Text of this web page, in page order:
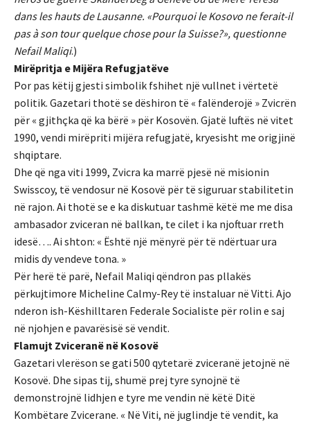
dans les hauts de Lausanne. «Pourquoi le Kosovo ne ferait-il
pas à son tour quelque chose pour la Suisse?», questionne
Nefail Maliqi.)
Mirëpritja e Mijëra Refugjatëve
Por pas këtij gjesti simbolik fshihet një vullnet i vërtetë
politik. Gazetari thotë se dëshiron të « falënderojë » Zvicrën
për « gjithçka që ka bërë » për Kosovën. Gjatë luftës në vitet
1990, vendi mirëpriti mijëra refugjatë, kryesisht me origjinë
shqiptare.
Dhe që nga viti 1999, Zvicra ka marrë pjesë në misionin
Swisscoy, të vendosur në Kosovë për të siguruar stabilitetin
në rajon. Ai thotë se e ka diskutuar tashmë këtë me me disa
ambasador zviceran në ballkan, te cilet i ka njoftuar rreth
idesë…. Ai shton: « Është një mënyrë për të ndërtuar ura
midis dy vendeve tona. »
Për herë të parë, Nefail Maliqi qëndron pas pllakës
përkujtimore Micheline Calmy-Rey të instaluar në Vitti. Ajo
nderon ish-Këshilltaren Federale Socialiste për rolin e saj
në njohjen e pavarësisë së vendit.
Flamujt Zviceranë në Kosovë
Gazetari vlerëson se gati 500 qytetarë zviceranë jetojnë në
Kosovë. Dhe sipas tij, shumë prej tyre synojnë të
demonstrojnë lidhjen e tyre me vendin në këtë Ditë
Kombëtare Zvicerane. « Në Viti, në juglindje të vendit, ka